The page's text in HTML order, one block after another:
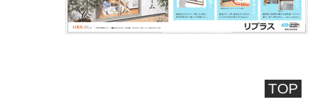
TOP